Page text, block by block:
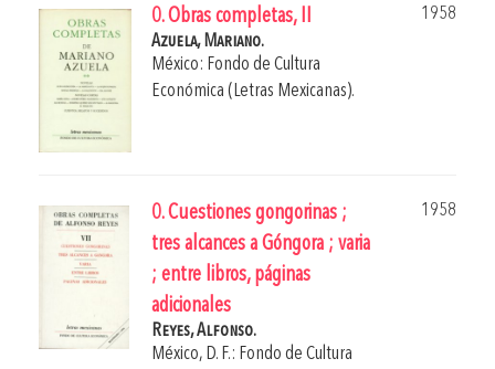
0. Obras completas, II
1958
Azuela, Mariano.
México: Fondo de Cultura
Económica (Letras Mexicanas).
0. Cuestiones gongorinas ;
tres alcances a Góngora ; varia
; entre libros, páginas
adicionales
1958
Reyes, Alfonso.
México, D. F.: Fondo de Cultura